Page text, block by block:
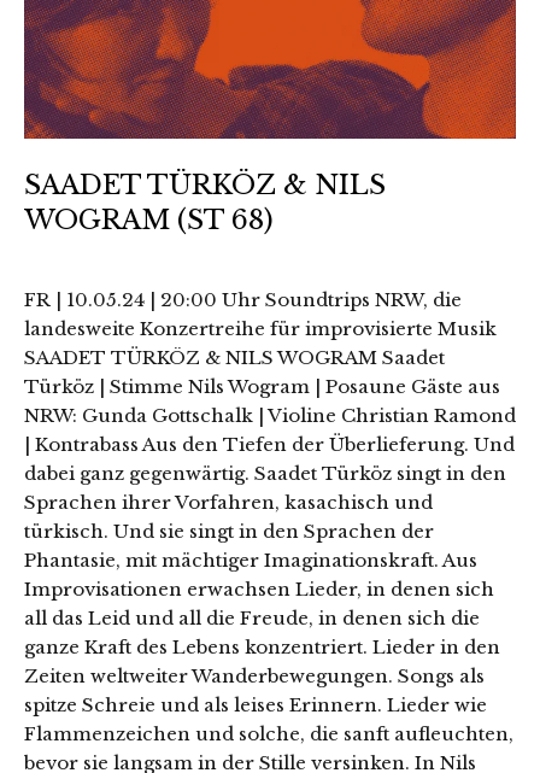
SAADET TÜRKÖZ & NILS
WOGRAM (ST 68)
FR | 10.05.24 | 20:00 Uhr Soundtrips NRW, die
landesweite Konzertreihe für improvisierte Musik
SAADET TÜRKÖZ & NILS WOGRAM Saadet
Türköz | Stimme Nils Wogram | Posaune Gäste aus
NRW: Gunda Gottschalk | Violine Christian Ramond
| Kontrabass Aus den Tiefen der Überlieferung. Und
dabei ganz gegenwärtig. Saadet Türköz singt in den
Sprachen ihrer Vorfahren, kasachisch und
türkisch. Und sie singt in den Sprachen der
Phantasie, mit mächtiger Imaginationskraft. Aus
Improvisationen erwachsen Lieder, in denen sich
all das Leid und all die Freude, in denen sich die
ganze Kraft des Lebens konzentriert. Lieder in den
Zeiten weltweiter Wanderbewegungen. Songs als
spitze Schreie und als leises Erinnern. Lieder wie
Flammenzeichen und solche, die sanft aufleuchten,
bevor sie langsam in der Stille versinken. In Nils